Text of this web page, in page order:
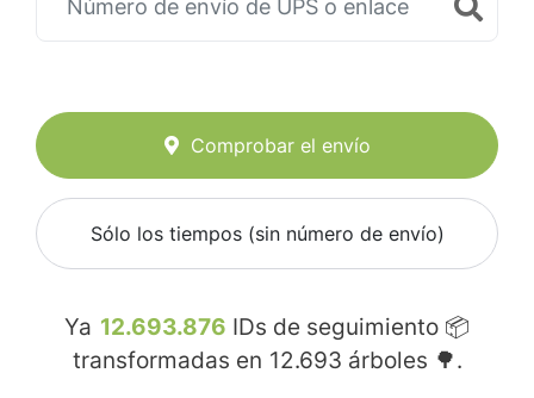
Comprobar el envío
Sólo los tiempos (sin número de envío)
Ya 12.693.876 IDs de seguimiento 📦
transformadas en 12.693 árboles 🌳.